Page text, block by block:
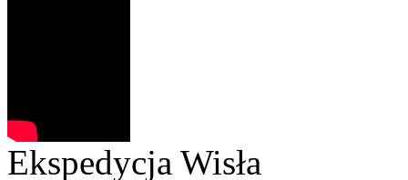
Ekspedycja Wisła